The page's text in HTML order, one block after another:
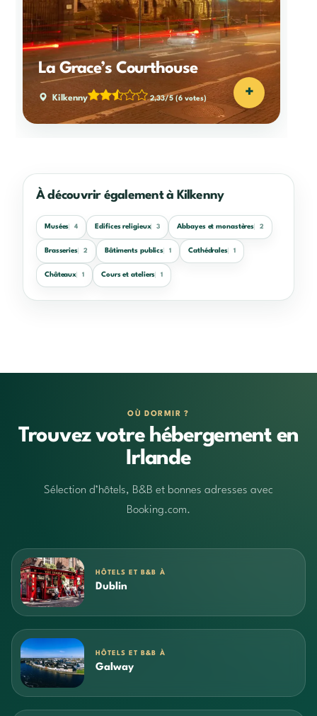
La Grace’s Courthouse
Kilkenny 2,33/5 (6 votes) +
À découvrir également à Kilkenny
Musées 4 Edifices religieux 3 Abbayes et monastères 2
Brasseries 2 Bâtiments publics 1 Cathédrales 1
Châteaux 1 Cours et ateliers 1
OÙ DORMIR ?
Trouvez votre hébergement en
Irlande
Sélection d’hôtels, B&B et bonnes adresses avec
Booking.com.
HÔTELS ET B&B À
Dublin
HÔTELS ET B&B À
Galway